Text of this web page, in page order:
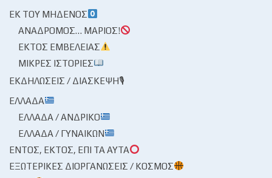
ΕΚ ΤΟΥ ΜΗΔΕΝΌΣ
ΑΝΆΔΡΟΜΟΣ… ΜΆΡΙΟΣ!
ΕΚΤΌΣ ΕΜΒΈΛΕΙΑΣ
ΜΙΚΡΈΣ ΙΣΤΟΡΊΕΣ
ΕΚΔΗΛΏΣΕΙΣ / ΔΙΆΣΚΕΨΗ🎙
ΕΛΛΆΔΑ
ΕΛΛΆΔΑ / ΑΝΔΡΙΚΌ
ΕΛΛΆΔΑ / ΓΥΝΑΙΚΏΝ
ΕΝΤΌΣ, ΕΚΤΌΣ, ΕΠΊ ΤΑ ΑΥΤΆ
ΕΞΩΤΕΡΙΚΈΣ ΔΙΟΡΓΑΝΏΣΕΙΣ / ΚΌΣΜΟΣ